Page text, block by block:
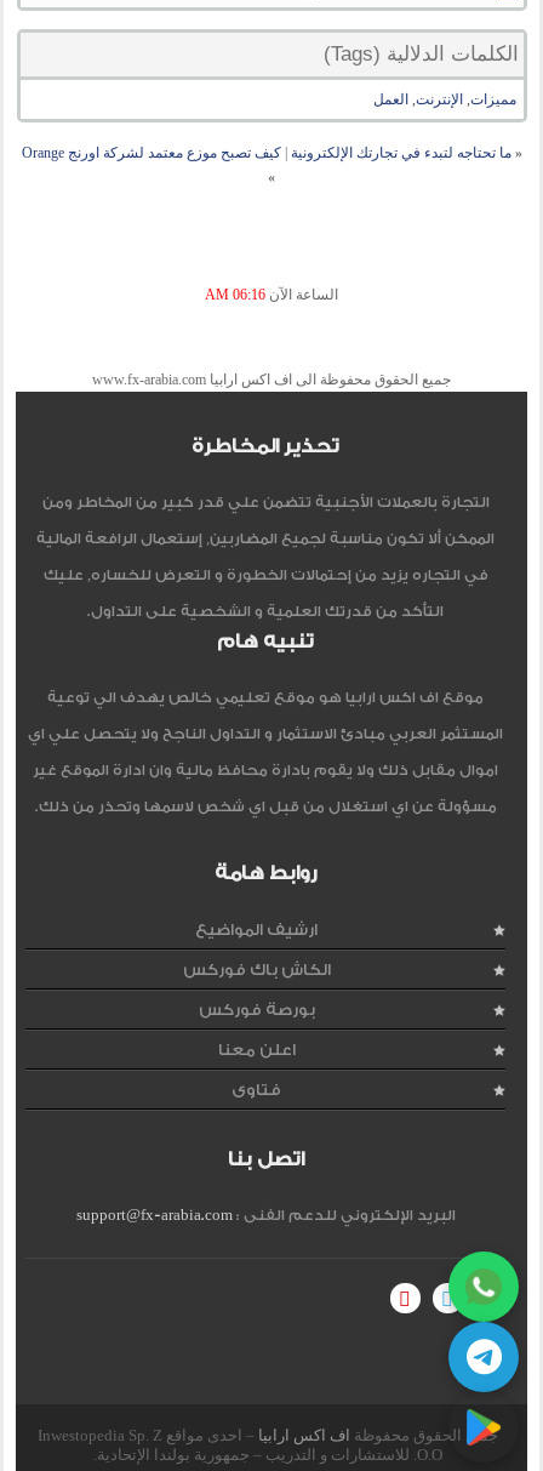
الكلمات الدلالية (Tags)
مميزات, الإنترنت, العمل
« ما تحتاجه لتبدء في تجارتك الإلكترونية |كيف تصبح موزع معتمد لشركة اورنج Orange
»
الساعة الآن 06:16 AM
جميع الحقوق محفوظة الى اف اكس ارابيا www.fx-arabia.com
تحذير المخاطرة
التجارة بالعملات الأجنبية تتضمن علي قدر كبير من المخاطر ومن
الممكن ألا تكون مناسبة لجميع المضاربين, إستعمال الرافعة المالية
في التجاره يزيد من إحتمالات الخطورة و التعرض للخساره, عليك
التأكد من قدرتك العلمية و الشخصية على التداول.
تنبيه هام
موقع اف اكس ارابيا هو موقع تعليمي خالص يهدف الي توعية
المستثمر العربي مبادئ الاستثمار و التداول الناجح ولا يتحصل علي اي
اموال مقابل ذلك ولا يقوم بادارة محافظ مالية وان ادارة الموقع غير
مسؤولة عن اي استغلال من قبل اي شخص لاسمها وتحذر من ذلك.
روابط هامة
ارشيف المواضيع
الكاش باك فوركس
بورصة فوركس
اعلن معنا
فتاوى
اتصل بنا
البريد الإلكتروني للدعم الفنى :support@fx-arabia.com
جميع الحقوق محفوظة اف اكس ارابيا
– احدى مواقع Inwestopedia Sp. Z
O.O. للاستشارات و التدريب – جمهورية بولندا الإتحادية.